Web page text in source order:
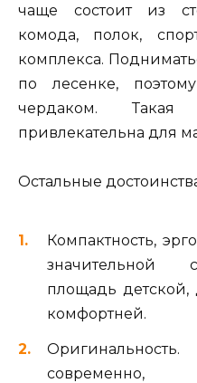
чаще состоит из
комода, полок,
комплекса.
по лесенке,
чердаком. Такая
привлекательна для
Остальные
Компактность,
значительной
площадь детской,
комфортней.
современно,